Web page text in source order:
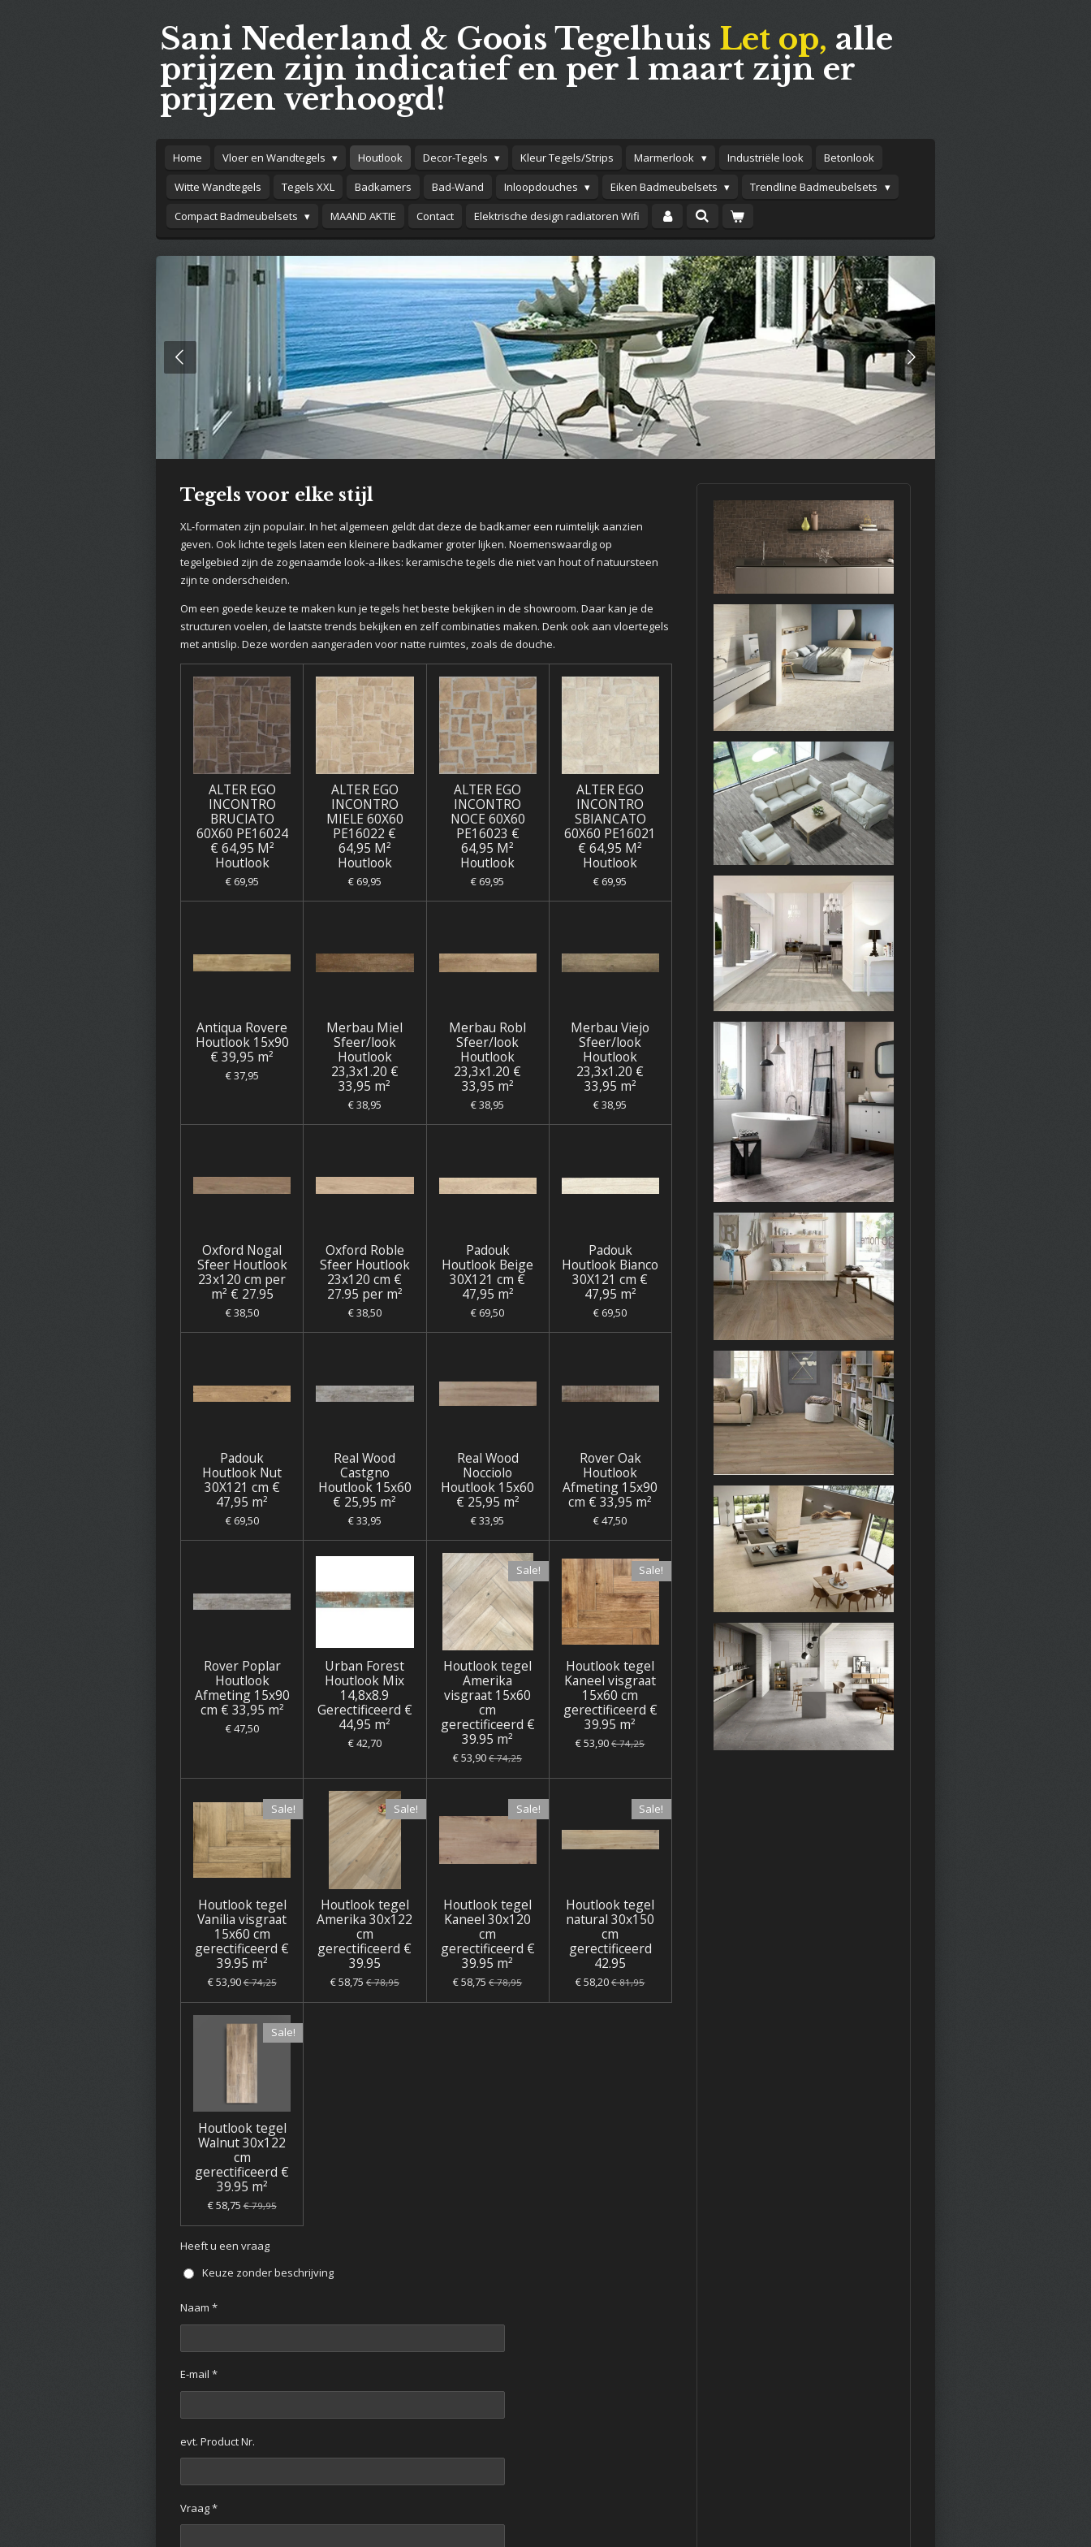
Sani Nederland & Goois Tegelhuis Let op, alle
prijzen zijn indicatief en per 1 maart zijn er
prijzen verhoogd!
Home Vloer en Wandtegels Houtlook Decor-Tegels Kleur Tegels/Strips Marmerlook Industriële look
Betonlook
Witte Wandtegels
Tegels XXL Badkamers Bad-Wand Inloopdouches Eiken Badmeubelsets
Trendline Badmeubelsets
Compact Badmeubelsets
MAAND AKTIE Contact Elektrische design radiatoren Wifi
Tegels voor elke stijl
XL-formaten zijn populair. In het algemeen geldt dat deze de badkamer een ruimtelijk aanzien
geven. Ook lichte tegels laten een kleinere badkamer groter lijken. Noemenswaardig op
tegelgebied zijn de zogenaamde look-a-likes: keramische tegels die niet van hout of natuursteen
zijn te onderscheiden.
Om een goede keuze te maken kun je tegels het beste bekijken in de showroom. Daar kan je de
structuren voelen, de laatste trends bekijken en zelf combinaties maken. Denk ook aan vloertegels
met antislip. Deze worden aangeraden voor natte ruimtes, zoals de douche.
ALTER EGO
INCONTRO
BRUCIATO
60X60 PE16024
€ 64,95 M²
Houtlook
€ 69,95
ALTER EGO
INCONTRO
MIELE 60X60
PE16022 €
64,95 M²
Houtlook
€ 69,95
ALTER EGO
INCONTRO
NOCE 60X60
PE16023 €
64,95 M²
Houtlook
€ 69,95
ALTER EGO
INCONTRO
SBIANCATO
60X60 PE16021
€ 64,95 M²
Houtlook
€ 69,95
Antiqua Rovere
Houtlook 15x90
€ 39,95 m²
€ 37,95
Merbau Miel
Sfeer/look
Houtlook
23,3x1.20 €
33,95 m²
€ 38,95
Merbau Robl
Sfeer/look
Houtlook
23,3x1.20 €
33,95 m²
€ 38,95
Merbau Viejo
Sfeer/look
Houtlook
23,3x1.20 €
33,95 m²
€ 38,95
Oxford Nogal
Sfeer Houtlook
23x120 cm per
m² € 27.95
€ 38,50
Oxford Roble
Sfeer Houtlook
23x120 cm €
27.95 per m²
€ 38,50
Padouk
Houtlook Beige
30X121 cm €
47,95 m²
€ 69,50
Padouk
Houtlook Bianco
30X121 cm €
47,95 m²
€ 69,50
Padouk
Houtlook Nut
30X121 cm €
47,95 m²
€ 69,50
Real Wood
Castgno
Houtlook 15x60
€ 25,95 m²
€ 33,95
Real Wood
Nocciolo
Houtlook 15x60
€ 25,95 m²
€ 33,95
Rover Oak
Houtlook
Afmeting 15x90
cm € 33,95 m²
€ 47,50
Rover Poplar
Houtlook
Afmeting 15x90
cm € 33,95 m²
€ 47,50
Urban Forest
Houtlook Mix
14,8x8.9
Gerectificeerd €
44,95 m²
€ 42,70
Sale!
Houtlook tegel
Amerika
visgraat 15x60
cm
gerectificeerd €
39.95 m²
€ 53,90 € 74,25
Sale!
Houtlook tegel
Kaneel visgraat
15x60 cm
gerectificeerd €
39.95 m²
€ 53,90 € 74,25
Sale!
Houtlook tegel
Vanilia visgraat
15x60 cm
gerectificeerd €
39.95 m²
€ 53,90 € 74,25
Sale!
Houtlook tegel
Amerika 30x122
cm
gerectificeerd €
39.95
€ 58,75 € 78,95
Sale!
Houtlook tegel
Kaneel 30x120
cm
gerectificeerd €
39.95 m²
€ 58,75 € 78,95
Sale!
Houtlook tegel
natural 30x150
cm
gerectificeerd
42.95
€ 58,20 € 81,95
Sale!
Houtlook tegel
Walnut 30x122
cm
gerectificeerd €
39.95 m²
€ 58,75 € 79,95
Heeft u een vraag
Keuze zonder beschrijving
Naam *
E-mail *
evt. Product Nr.
Vraag *